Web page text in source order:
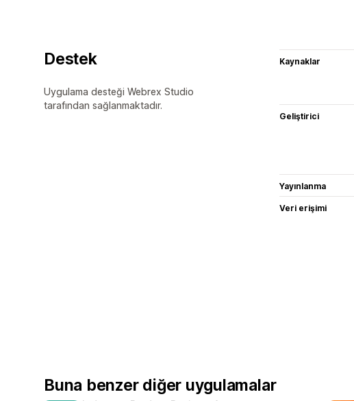
Destek
Uygulama desteği Webrex Studio
tarafından sağlanmaktadır.
Kaynaklar
Geliştirici
Yayınlanma
Veri erişimi
Buna benzer diğer uygulamalar